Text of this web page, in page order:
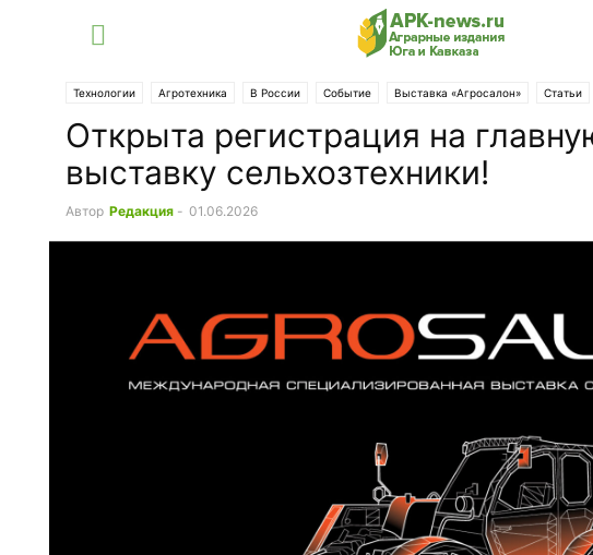
Технологии Агротехника В России Событие Выставка «Агросалон» Статьи
Открыта регистрация на
выставку сельхозтехники!
Автор Редакция - 01.06.2026